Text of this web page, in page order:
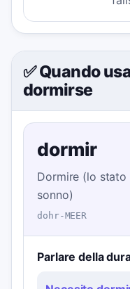
✅ Quando
dormirse
dormir
Dormire (lo
sonno)
dohr-MEER
Parlare della